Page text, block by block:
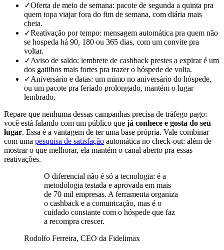
✓Oferta de meio de semana: pacote de segunda a quinta pra
quem topa viajar fora do fim de semana, com diária mais
cheia.
✓Reativação por tempo: mensagem automática pra quem não
se hospeda há 90, 180 ou 365 dias, com um convite pra
voltar.
✓Aviso de saldo: lembrete de cashback prestes a expirar é um
dos gatilhos mais fortes pra trazer o hóspede de volta.
✓Aniversário e datas: um mimo no aniversário do hóspede,
ou um pacote pra feriado prolongado, mantém o lugar
lembrado.
Repare que nenhuma dessas campanhas precisa de tráfego pago:
você está falando com um público que já conhece e gosta do seu
lugar. Essa é a vantagem de ter uma base própria. Vale combinar
com uma pesquisa de satisfação automática no check-out: além de
mostrar o que melhorar, ela mantém o canal aberto pra essas
reativações.
O diferencial não é só a tecnologia: é a
metodologia testada e aprovada em mais
de 70 mil empresas. A ferramenta organiza
o cashback e a comunicação, mas é o
cuidado constante com o hóspede que faz
a recompra crescer.
Rodolfo Ferreira, CEO da Fidelimax